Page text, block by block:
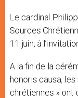
Le cardinal
Sources
11 juin, à
A la fin de la
honoris causa,
chrétiennes » ont